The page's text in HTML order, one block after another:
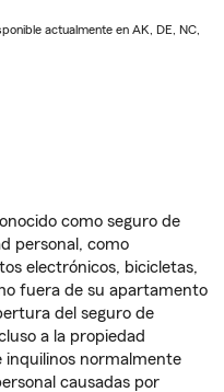
actualmente en AK, DE, NC,
como seguro de
personal, como
electrónicos, bicicletas,
fuera de su apartamento
del seguro de
a la propiedad
inquilinos normalmente
causadas por